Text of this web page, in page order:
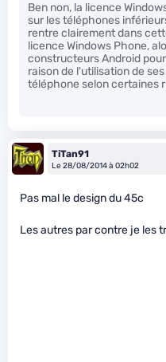
Ben non, la licence
sur les téléphones
rentre clairement dans
licence Windows Phone,
constructeurs Android
raison de l'utilisation de
téléphone selon certaines
TiTan91
Le 28/08/2014 à 02h02
Pas mal le design du 45c
Les autres par contre je les